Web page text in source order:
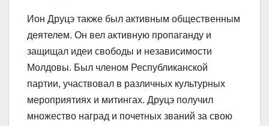
Ион Друцэ также был активным общественным
деятелем. Он вел активную пропаганду и
защищал идеи свободы и независимости
Молдовы. Был членом Республиканской
партии, участвовал в различных культурных
мероприятиях и митингах. Друцэ получил
множество наград и почетных званий за свою